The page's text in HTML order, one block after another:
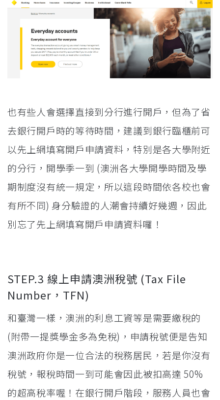
也有些人會選擇直接到分行進行開戶，但為了省
去銀行開戶時的等待時間，建議到銀行臨櫃前可
以先上網填寫開戶申請資料，特別是各大學附近
的分行，開學季一到 (澳洲各大學開學時間及學
期制度沒有統一規定，所以這段時間依各校也會
有所不同) 身分驗證的人潮會持續好幾週，因此
別忘了先上網填寫開戶申請資料囉！
STEP.3 線上申請澳洲稅號 (Tax File
Number，TFN)
和臺灣一樣，澳洲的利息工資等是需要繳稅的
(附帶一提獎學金多為免稅)，申請稅號便是告知
澳洲政府你是一位合法的稅務居民，若是你沒有
稅號，報稅時間一到可能會因此被扣高達 50%
的超高稅率喔！在銀行開戶階段，服務人員也會